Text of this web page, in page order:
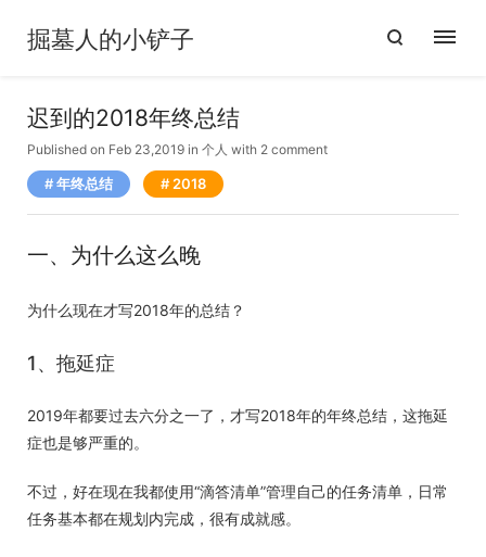
掘墓人的小铲子
迟到的2018年终总结
Published on Feb 23,2019 in 个人 with 2 comment
年终总结 2018
一、为什么这么晚
为什么现在才写2018年的总结？
1、拖延症
2019年都要过去六分之一了，才写2018年的年终总结，这拖延
症也是够严重的。
不过，好在现在我都使用“滴答清单”管理自己的任务清单，日常
任务基本都在规划内完成，很有成就感。